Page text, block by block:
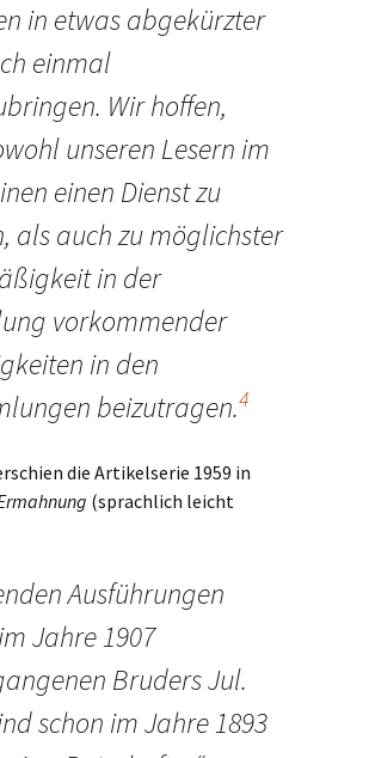
in etwas abgekürzter
einmal
Wir hoffen,
unseren Lesern im
einen Dienst zu
als auch zu möglichster
in der
vorkommender
in den
beizutragen.4
die Artikelserie 1959 in
(sprachlich leicht
Ausführungen
Jahre 1907
Bruders Jul.
schon im Jahre 1893